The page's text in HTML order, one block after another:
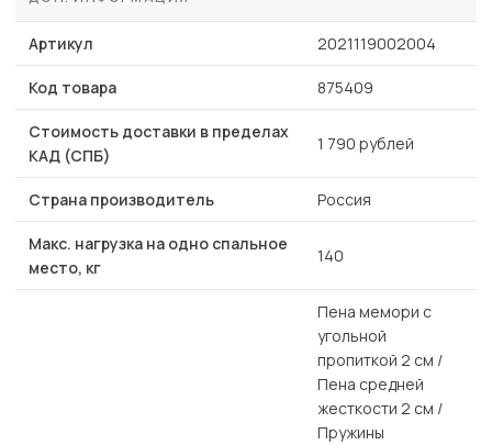
Артикул 2021119002004
Код товара 875409
Стоимость доставки в пределах
КАД (СПБ)
1 790 рублей
Страна производитель Россия
Макс. нагрузка на одно спальное
место, кг
140
Пена мемори с
угольной
пропиткой 2 см /
Пена средней
жесткости 2 см /
Пружины